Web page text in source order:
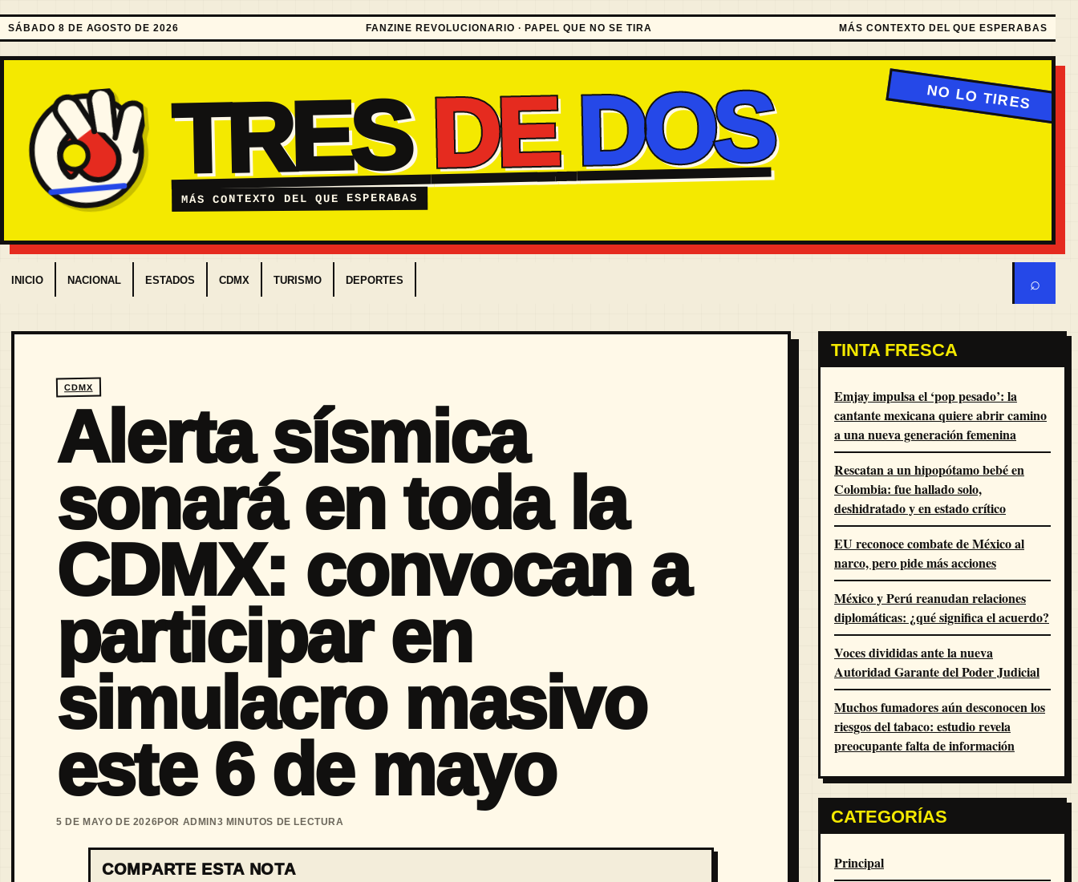
SÁBADO 8 DE AGOSTO DE 2026 FANZINE REVOLUCIONARIO · PAPEL QUE NO SE TIRA MÁS CONTEXTO DEL QUE ESPERABAS
TRESDE DOS
MÁS CONTEXTO DEL QUE ESPERABAS
INICIO NACIONAL ESTADOS CDMX TURISMO DEPORTES ⌕
CDMX
Alerta sísmica
sonará en toda la
CDMX: convocan a
participar en
simulacro masivo
este 6 de mayo
5 DE MAYO DE 2026POR ADMIN 3 MINUTOS DE LECTURA
COMPARTE ESTA NOTA
TINTA FRESCA
Emjay impulsa el ‘pop pesado’: la
cantante mexicana quiere abrir camino
a una nueva generación femenina
Rescatan a un hipopótamo bebé en
Colombia: fue hallado solo,
deshidratado y en estado crítico
EU reconoce combate de México al
narco, pero pide más acciones
México y Perú reanudan relaciones
diplomáticas: ¿qué significa el acuerdo?
Voces divididas ante la nueva
Autoridad Garante del Poder Judicial
Muchos fumadores aún desconocen los
riesgos del tabaco: estudio revela
preocupante falta de información
CATEGORÍAS
Principal